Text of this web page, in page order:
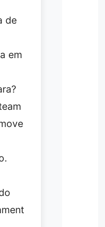
de
em